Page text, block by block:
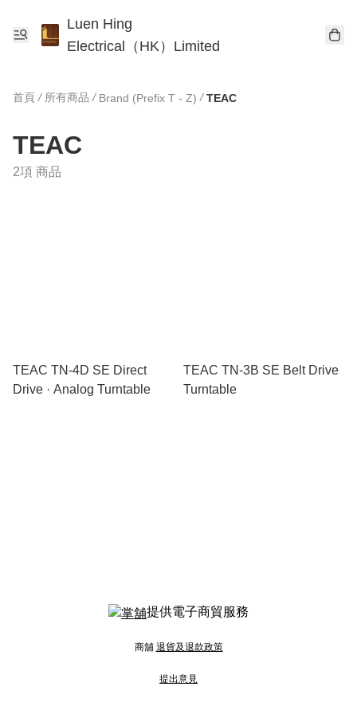
Luen Hing
Electrical（HK）Limited
首頁 / 所有商品 / Brand (Prefix T - Z) / TEAC
TEAC
2項 商品
TEAC TN-4D SE Direct
Drive · Analog Turntable
TEAC TN-3B SE Belt Drive
Turntable
提供電子商貿服務
商舖 退貨及退款政策
提出意見